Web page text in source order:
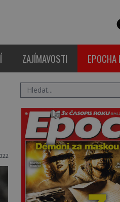
ZAJÍMAVOSTI EPOCHA